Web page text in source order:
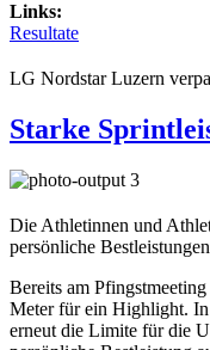
Links:
Resultate
LG Nordstar Luzern
Starke
Die Athletinnen und
persönliche
Bereits am
Meter für ein Highlight. In
erneut die Limite für die